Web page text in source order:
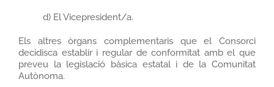
d) El Vicepresident/a.
Els altres òrgans complementaris que el Consorci
decidisca establir i regular de conformitat amb el que
preveu la legislació bàsica estatal i de la Comunitat
Autònoma.